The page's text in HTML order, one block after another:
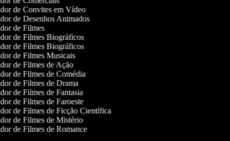
de Convites em Vídeo
de Desenhos Animados
de Filmes
de Filmes Biográficos
de Filmes Biográficos
de Filmes Musicais
de Filmes de Ação
de Filmes de Comédia
de Filmes de Drama
de Filmes de Fantasia
de Filmes de Faroeste
de Filmes de Ficção Científica
de Filmes de Mistério
de Filmes de Romance